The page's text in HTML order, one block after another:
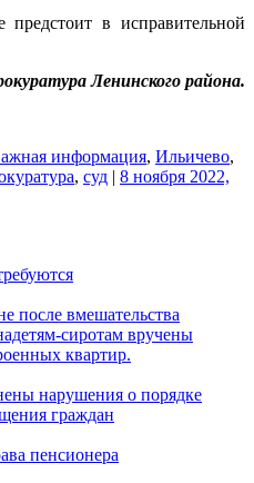
в исправительной
Ленинского района.
информация, Ильичево,
, суд | 8 ноября 2022,
после вмешательства
сиротам вручены
квартир.
нарушения о порядке
граждан
пенсионера